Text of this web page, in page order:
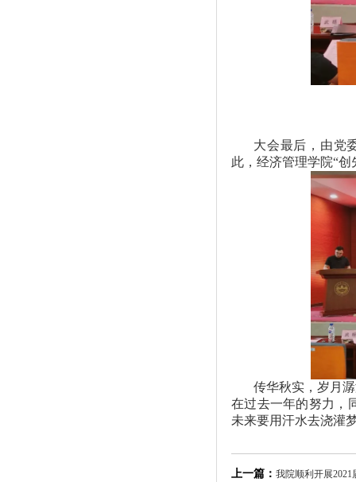
大会最后，由党
此，经济管理学院“
传华秋实，岁月
在过去一年的努力，
未来要用汗水去浇灌
上一篇： 我院顺利开展